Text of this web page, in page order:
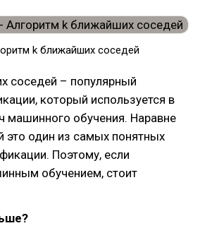
k ближайших соседей
соседей – популярный
который используется в
машинного обучения. Наравне
это один из самых понятных
Поэтому, если
обучением, стоит